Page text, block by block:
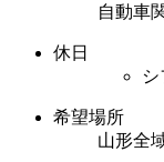
自動車
休日
シ
希望場所
山形